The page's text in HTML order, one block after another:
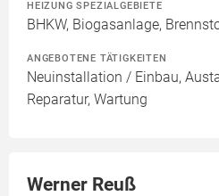
HEIZUNG SPEZIALGEBIETE
BHKW, Biogasanlage,
ANGEBOTENE TÄTIGKEITEN
Neuinstallation / Einbau,
Reparatur, Wartung
Werner Reuß